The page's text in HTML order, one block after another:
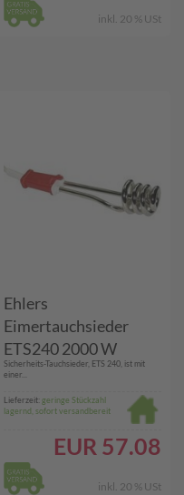
inkl. 20 % USt
Ehlers
Eimertauchsieder
ETS240 2000 W
Sicherheits-Tauchsieder, ETS 240, ist mit
einer...
Lieferzeit:geringe Stückzahl
lagernd, sofort versandbereit
EUR 57.08
inkl. 20 % USt